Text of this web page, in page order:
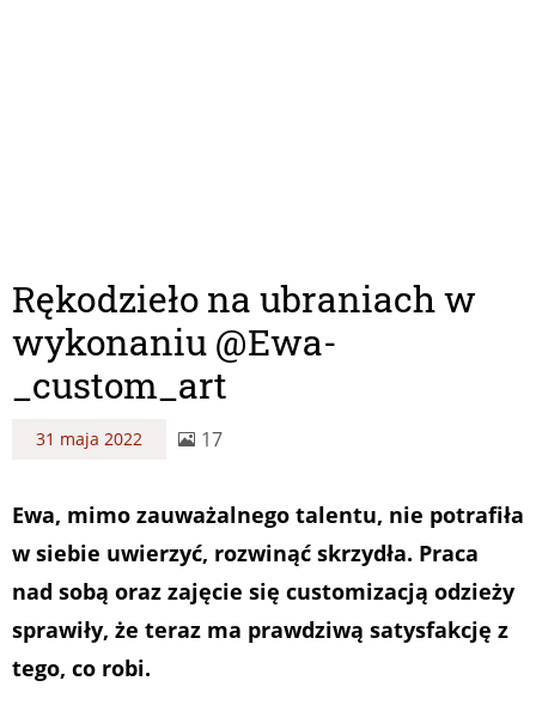
Rękodzieło na ubraniach w
wykonaniu @Ewa­
_custom_art
31 maja 2022 17
Ewa, mimo zauważalnego talentu, nie potrafiła
w siebie uwierzyć, rozwinąć skrzydła. Praca
nad sobą oraz zajęcie się customizacją odzieży
sprawiły, że teraz ma prawdziwą satysfakcję z
tego, co robi.